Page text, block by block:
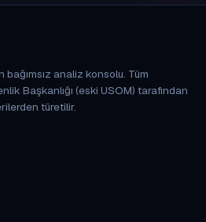
analiz konsolu. Tüm
Başkanlığı (eski USOM) tarafından
türetilir.